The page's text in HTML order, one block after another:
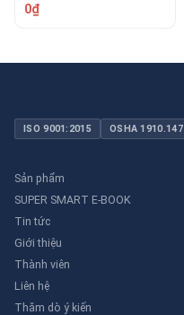
0₫
ISO 9001:2015 OSHA 1910.147
Sản phẩm
SUPER SMART E-BOOK
Tin tức
Giới thiệu
Thành viên
Liên hệ
Thăm dò ý kiến